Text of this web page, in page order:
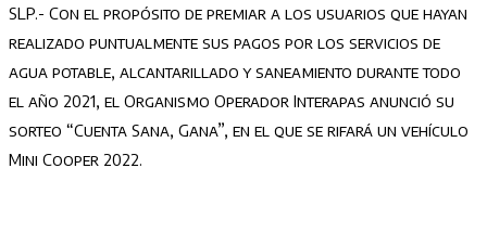
SLP.- Con el propósito de premiar a los usuarios que hayan
realizado puntualmente sus pagos por los servicios de
agua potable, alcantarillado y saneamiento durante todo
el año 2021, el Organismo Operador Interapas anunció su
sorteo “Cuenta Sana, Gana”, en el que se rifará un vehículo
Mini Cooper 2022.